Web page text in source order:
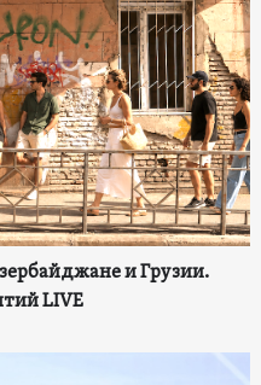
и Грузии.
LIVE